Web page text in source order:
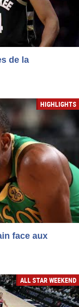
de la
HIGHLIGHTS
face aux
ALL STAR WEEKEND